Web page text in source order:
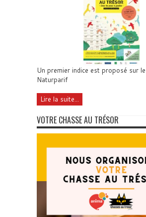
Un premier indice est proposé sur
Naturparif
Lire la suite...
VOTRE CHASSE AU TRÉSOR